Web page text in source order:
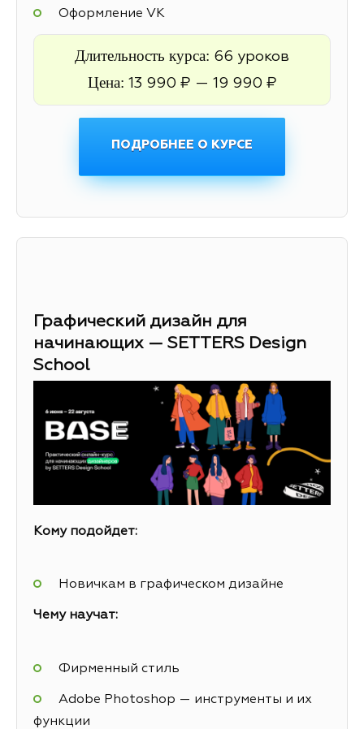
Оформление VK
Длительность курса: 66 уроков
Цена: 13 990 ₽ — 19 990 ₽
ПОДРОБНЕЕ О КУРСЕ
Графический дизайн для
начинающих — SETTERS Design
School
Кому подойдет:
Новичкам в графическом дизайне
Чему научат:
Фирменный стиль
Adobe Photoshop — инструменты и их
функции